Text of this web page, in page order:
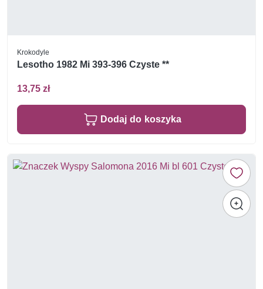
Krokodyle
Lesotho 1982 Mi 393-396 Czyste **
13,75 zł
Dodaj do koszyka